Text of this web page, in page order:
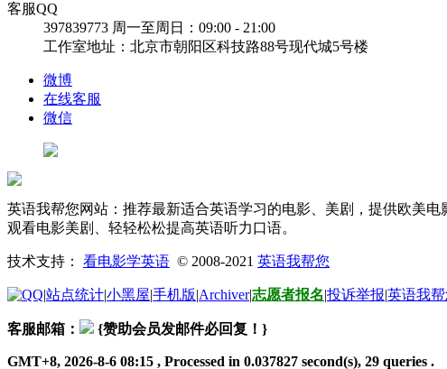
客服QQ
397839773 周一至周日：09:00 - 21:00
工作室地址：北京市朝阳区科技路88号现代城5号楼
微博
在线客服
微信
英语我帮您网站：推荐最新适合英语学习的电影、美剧，提供欧美
观看电影美剧、轻轻松松提高英语听力口语。
技术支持： 看电影学英语 © 2008-2021 英语我帮您
|站点统计|小黑屋|手机版|Archiver|志愿者报名|投诉举报|英语我帮
客服邮箱： {赞助会员发邮件必回复！}
GMT+8, 2026-8-6 08:15 , Processed in 0.037827 second(s), 29 queries .